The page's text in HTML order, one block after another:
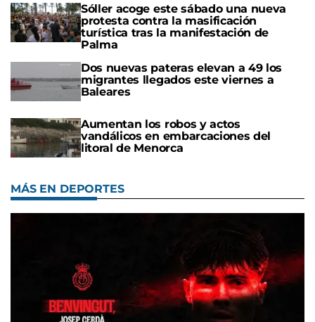
Sóller acoge este sábado una nueva
protesta contra la masificación
turística tras la manifestación de
Palma
Dos nuevas pateras elevan a 49 los
migrantes llegados este viernes a
Baleares
Aumentan los robos y actos
vandálicos en embarcaciones del
litoral de Menorca
MÁS EN DEPORTES